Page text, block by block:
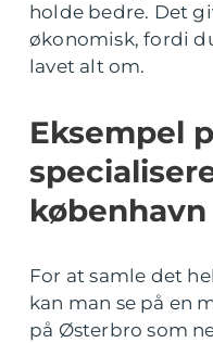
holde bedre. Det
økonomisk, fordi
lavet alt om.
Eksempel
københavn
For at samle det
kan man se på en
på Østerbro som